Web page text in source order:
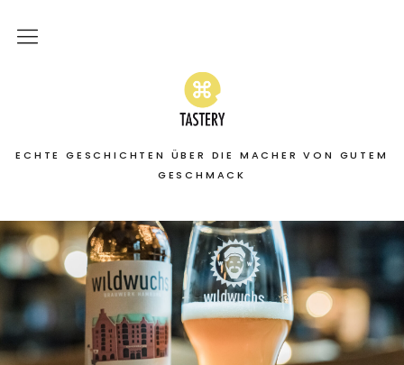
ECHTE GESCHICHTEN ÜBER DIE MACHER VON GUTEM
GESCHMACK
Home
Stories
On the road
Featured
About
Services | Leistungen